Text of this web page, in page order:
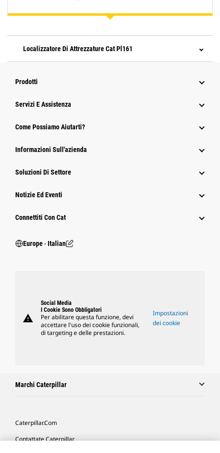
Localizzatore Di Attrezzature Cat Pl161
Prodotti
Servizi E Assistenza
Come Possiamo Aiutarti?
Informazioni Sull'azienda
Soluzioni Di Settore
Notizie Ed Eventi
Connettiti Con Cat
Europe ‧ Italian
warning
Social Media
I Cookie Sono Obbligatori
Per abilitare questa funzione, devi
accettare l'uso dei cookie funzionali,
di targeting e delle prestazioni.
Impostazioni
dei cookie
Marchi Caterpillar
Caterpillar.com
Contattate Caterpillar